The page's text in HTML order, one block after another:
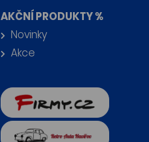
AKČNÍ PRODUKTY %
Novinky
Akce
firmy.cz
Retro auta Havířov